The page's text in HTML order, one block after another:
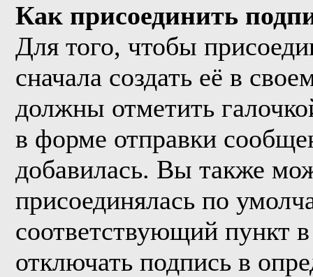
Как присоединить
Для того, чтобы
сначала создать её в
должны отметить
в форме отправки
добавилась. Вы также
присоединялась по
соответствующий пункт
отключать подпись в